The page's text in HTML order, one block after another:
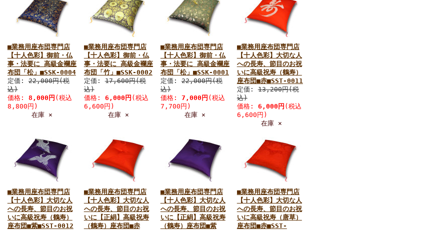
■業務用座布団専門店
【十人色彩】御前・仏
事・法要に 高級金襴座
布団「松」■SSK-0004
定価:22,000円(税
込)
価格: 8,000円 (税込
8,800円)
在庫 ×
■業務用座布団専門店
【十人色彩】御前・仏
事・法要に 高級金襴座
布団「竹」■SSK-0002
定価:17,600円(税
込)
価格: 6,000円 (税込
6,600円)
在庫 ×
■業務用座布団専門店
【十人色彩】御前・仏
事・法要に 高級金襴座
布団「松」■SSK-0001
定価:22,000円(税
込)
価格: 7,000円 (税込
7,700円)
在庫 ×
■業務用座布団専門店
【十人色彩】大切な人
への長寿、節目のお祝
いに高級祝寿（鶴寿）
座布団■赤■SST-0011
定価:13,200円(税
込)
価格: 6,000円 (税込
6,600円)
在庫 ×
■業務用座布団専門店
【十人色彩】大切な人
への長寿、節目のお祝
いに高級祝寿（鶴寿）
座布団■紫■SST-0012
■業務用座布団専門店
【十人色彩】大切な人
への長寿、節目のお祝
いに【正絹】高級祝寿
（鶴寿）座布団■赤
■業務用座布団専門店
【十人色彩】大切な人
への長寿、節目のお祝
いに【正絹】高級祝寿
（鶴寿）座布団■紫
■業務用座布団専門店
【十人色彩】大切な人
への長寿、節目のお祝
いに高級祝寿（唐草）
座布団■赤■SST-